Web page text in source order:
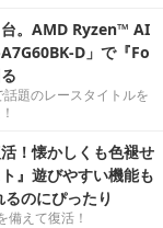
台。AMD Ryzen™ AI
D」で『Fo
題のレースタイトルを
！懐かしくも色褪せ
』遊びやすい機能も
のにぴったり
備えて復活！